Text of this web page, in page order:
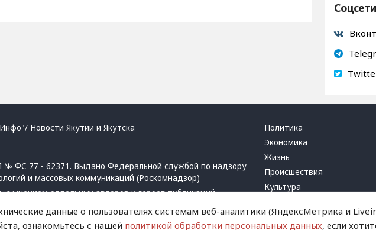
Соцсети
Новости Якутии и Якутска
№ ФС 77 - 62371. Выдано Федеральной службой по надзору
и массовых коммуникаций (Роскомнадзор)
мнением отдельных авторов и героев публикаций.
активная ссылка на сайт.
Политика
Экономика
Жизнь
Происшествия
Культура
Криминал
данные о пользователях системам веб-аналитики (ЯндексМетрика и
ознакомьтесь с нашей политикой обработки персональных данных, если